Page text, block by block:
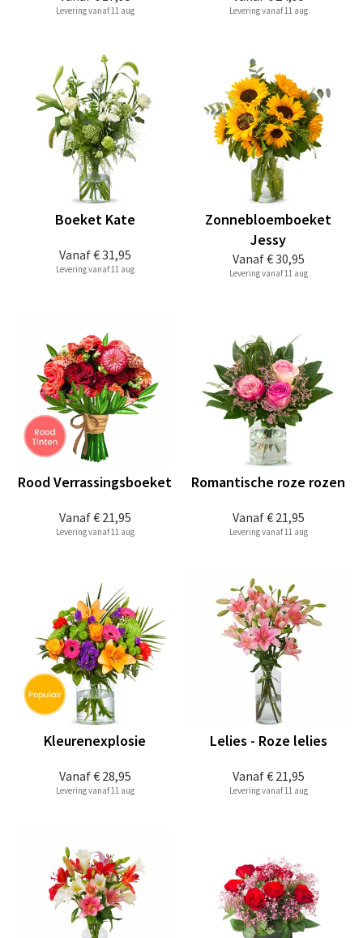
Levering vanaf 11 aug Levering vanaf 11 aug
Vanaf€ 31,95
Boeket Kate
Levering vanaf 11 aug
Vanaf€ 30,95
Zonnebloemboeket
Jessy
Levering vanaf 11 aug
Vanaf€ 21,95
Rood Verrassingsboeket
Levering vanaf 11 aug
Vanaf€ 21,95
Romantische roze rozen
Levering vanaf 11 aug
Vanaf€ 28,95
Kleurenexplosie
Levering vanaf 11 aug
Vanaf€ 21,95
Lelies - Roze lelies
Levering vanaf 11 aug